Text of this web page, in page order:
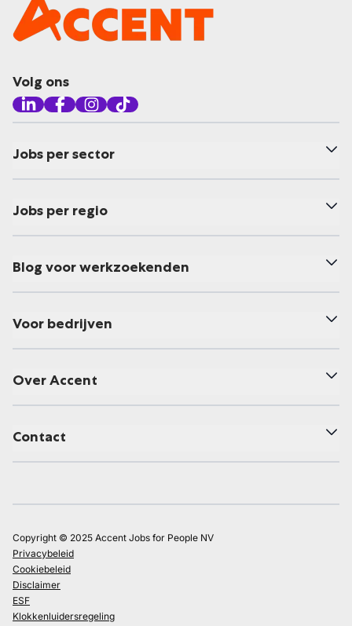
Volg ons
Jobs per sector
Jobs per regio
Blog voor werkzoekenden
Voor bedrijven
Over Accent
Contact
Copyright © 2025 Accent Jobs for People NV
Privacybeleid
Cookiebeleid
Disclaimer
ESF
Klokkenluidersregeling